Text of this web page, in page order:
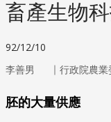
畜產生物
92/12/10
李善男 ｜ 行政院農業
胚的大量供應